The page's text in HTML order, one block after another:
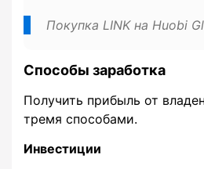
Покупка LINK на Huobi
Способы заработка
Получить прибыль от
тремя способами.
Инвестиции